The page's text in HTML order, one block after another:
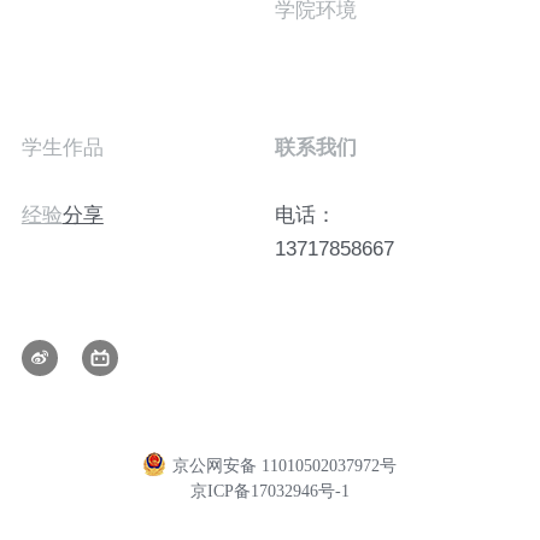
学院环境
学生作品
经验分享
联系我们
电话：
13717858667
京公网安备 11010502037972号
京ICP备17032946号-1